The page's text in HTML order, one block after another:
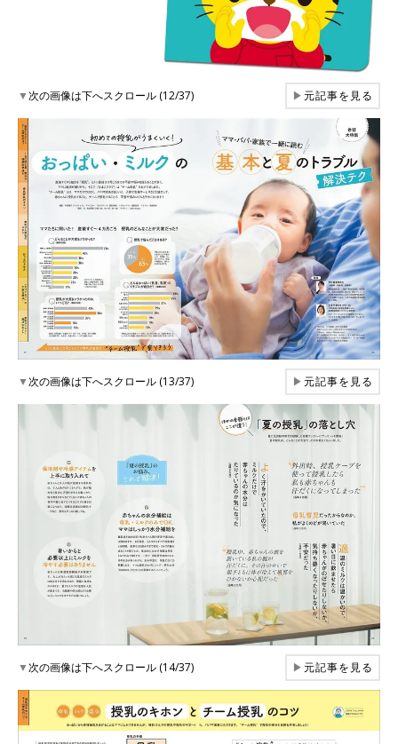
▼次の画像は下へスクロール (12/37) ▶元記事を見る
▼次の画像は下へスクロール (13/37) ▶元記事を見る
▼次の画像は下へスクロール (14/37) ▶元記事を見る